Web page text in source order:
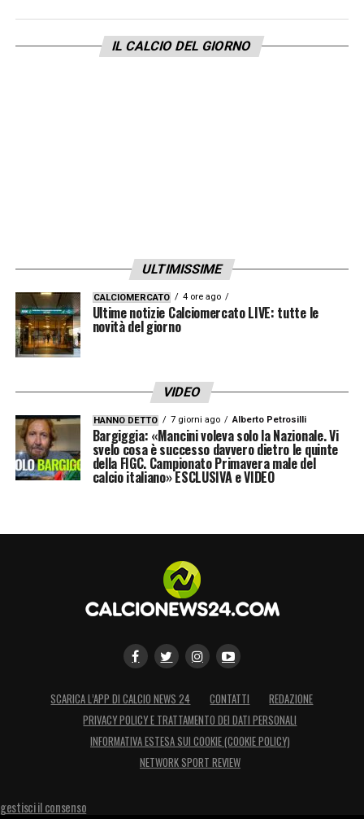
IL CALCIO DEL GIORNO
ULTIMISSIME
CALCIOMERCATO 4 ore ago
Ultime notizie Calciomercato LIVE: tutte le
novità del giorno
VIDEO
HANNO DETTO 7 giorni ago Alberto Petrosilli
Bargiggia: «Mancini voleva solo la Nazionale. Vi
svelo cosa è successo davvero dietro le quinte
della FIGC. Campionato Primavera male del
calcio italiano» ESCLUSIVA e VIDEO
SCARICA L’APP DI CALCIO NEWS 24 CONTATTI
REDAZIONE
PRIVACY POLICY E TRATTAMENTO DEI DATI PERSONALI
INFORMATIVA ESTESA SUI COOKIE (COOKIE POLICY)
NETWORK SPORT REVIEW
gestisci il consenso